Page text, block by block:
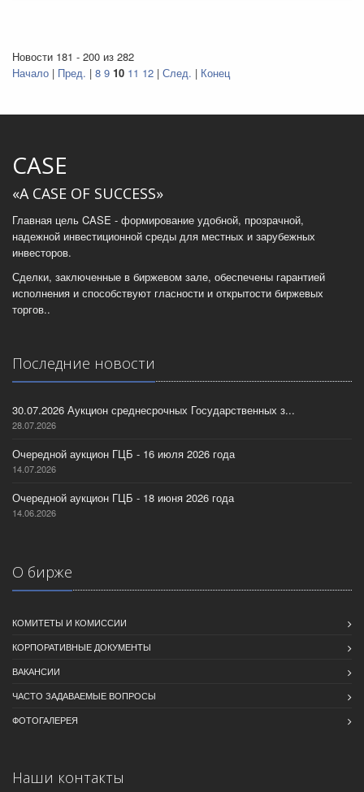
Новости 181 - 200 из 282
Начало | Пред. | 8 9 10 11 12 | След. | Конец
CASE
«A CASE OF SUCCESS»
Главная цель CASE - формирование удобной, прозрачной,
надежной инвестиционной среды для местных и зарубежных
инвесторов.
Сделки, заключенные в биржевом зале, обеспечены гарантией
исполнения и способствуют гласности и открытости биржевых
торгов..
Последние новости
30.07.2026 Аукцион среднесрочных Государственных з...
28.07.2026
Очередной аукцион ГЦБ - 16 июля 2026 года
14.07.2026
Очередной аукцион ГЦБ - 18 июня 2026 года
14.06.2026
О бирже
КОМИТЕТЫ И КОМИССИИ
КОРПОРАТИВНЫЕ ДОКУМЕНТЫ
ВАКАНСИИ
ЧАСТО ЗАДАВАЕМЫЕ ВОПРОСЫ
ФОТОГАЛЕРЕЯ
Наши контакты